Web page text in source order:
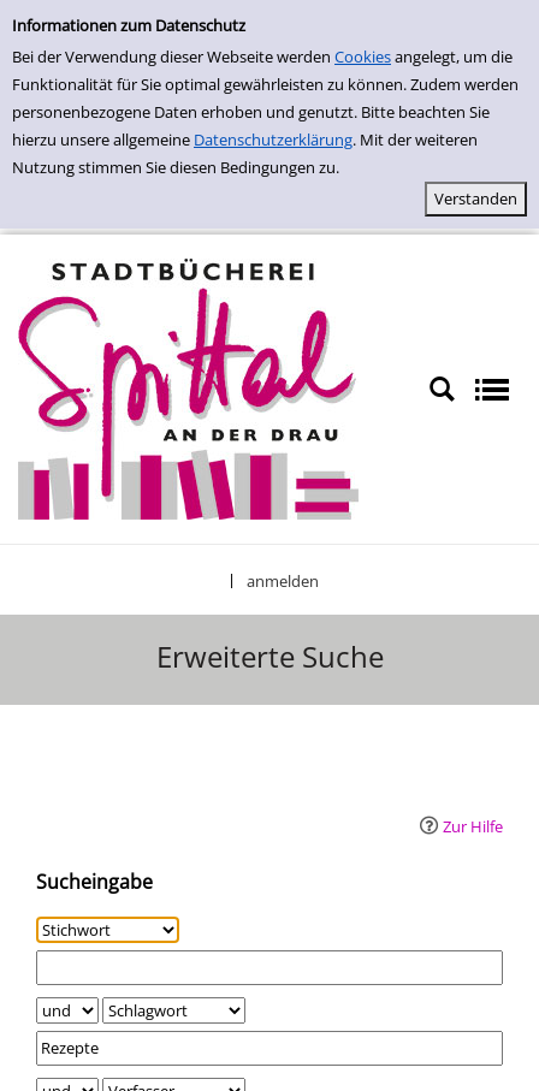
Erweiterte Suche
Informationen zum Datenschutz
Bei der Verwendung dieser Webseite werden Cookiesangelegt, um die
Funktionalität für Sie optimal gewährleisten zu können. Zudem werden
personenbezogene Daten erhoben und genutzt. Bitte beachten Sie
hierzu unsere allgemeine Datenschutzerklärung. Mit der weiteren
Nutzung stimmen Sie diesen Bedingungen zu.
Zur erweiterten Suche springen
anmelden
Erweiterte Suche
Zur Hilfe
Sucheingabe